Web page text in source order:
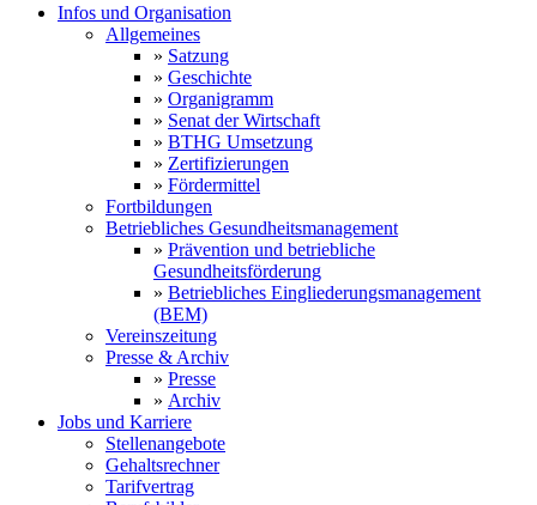
Infos und Organisation
Allgemeines
» Satzung
» Geschichte
» Organigramm
» Senat der Wirtschaft
» BTHG Umsetzung
» Zertifizierungen
» Fördermittel
Fortbildungen
Betriebliches Gesundheitsmanagement
» Prävention und betriebliche
Gesundheitsförderung
» Betriebliches Eingliederungsmanagement
(BEM)
Vereinszeitung
Presse & Archiv
» Presse
» Archiv
Jobs und Karriere
Stellenangebote
Gehaltsrechner
Tarifvertrag